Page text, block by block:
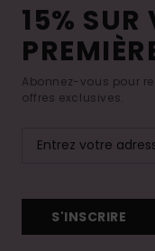
15% SUR
Abonnez-vous pour
offres exclusives.
S'INSCRIRE